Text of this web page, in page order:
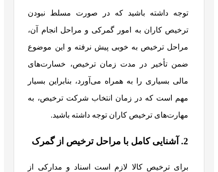
توجه داشته باشید که در صورت مسلط نبودن
ترخیص کاران به امور گمرکی و مراحل انجام آن،
مراحل ترخیص به خوبی پیش نرفته و این موضوع
ضمن تأخیر در مدت زمان ترخیص، خسارت‌های
مالی بسیاری را به همراه می‌آورد، بنابراین بسیار
مهم است که در زمان انتخاب شرکت ترخیص، به
مهارت‌های ترخیص کاران توجه داشته باشید.
2. آشنایی کامل با مراحل ترخیص از گمرک
برای ترخیص کالا لازم است اسناد و مدارکی از